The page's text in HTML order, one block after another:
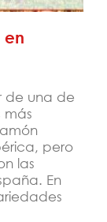
en
de una de
más
pero
las
En